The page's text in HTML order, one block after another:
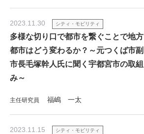
2023.11.30 シティ・モビリティ
多様な切り口で都市を繋ぐことで地方
都市はどう変わるか？～元つくば市副
市長毛塚幹人氏に聞く宇都宮市の取組
み～
主任研究員 福嶋 一太
2023.11.15 シティ・モビリティ